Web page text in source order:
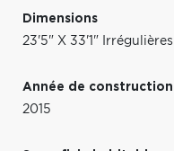
Dimensions
23'5" X 33'1" Irrégulières
Année de construction
2015